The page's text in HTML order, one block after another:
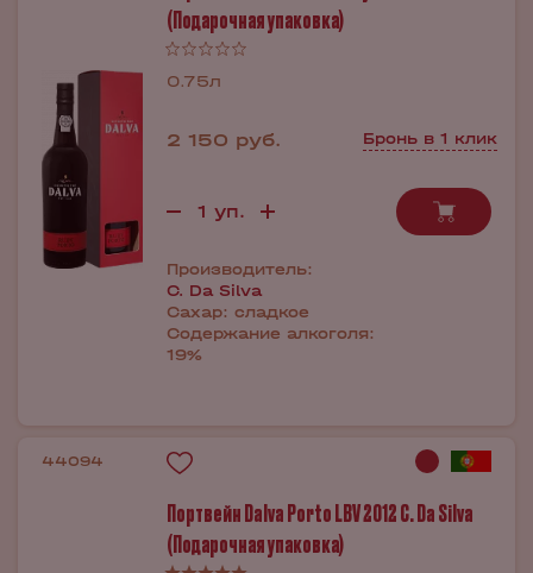
(Подарочная упаковка)
0.75л
2 150 руб. Бронь в 1 клик
Производитель:
C. Da Silva
Сахар: сладкое
Содержание алкоголя:
19%
44094
Портвейн Dalva Porto LBV 2012 C. Da Silva
(Подарочная упаковка)